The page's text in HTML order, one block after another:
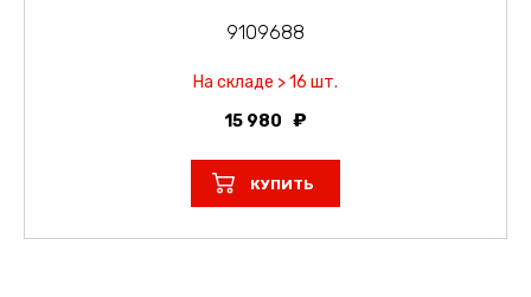
9109688
На складе > 16 шт.
15 980
КУПИТЬ